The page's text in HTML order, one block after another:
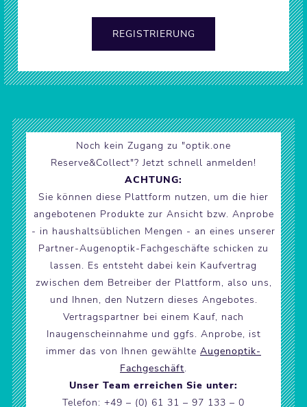
Noch kein Zugang zu "optik.one
Reserve&Collect"? Jetzt schnell anmelden!
ACHTUNG:
Sie können diese Plattform nutzen, um die hier
angebotenen Produkte zur Ansicht bzw. Anprobe
- in haushaltsüblichen Mengen - an eines unserer
Partner-Augenoptik-Fachgeschäfte schicken zu
lassen. Es entsteht dabei kein Kaufvertrag
zwischen dem Betreiber der Plattform, also uns,
und Ihnen, den Nutzern dieses Angebotes.
Vertragspartner bei einem Kauf, nach
Inaugenscheinnahme und ggfs. Anprobe, ist
immer das von Ihnen gewählte Augenoptik-
Fachgeschäft.
Unser Team erreichen Sie unter:
Telefon: +49 – (0) 61 31 – 97 133 – 0